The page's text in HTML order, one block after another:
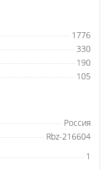
1776
330
190
105
Россия
Rbz-216604
1